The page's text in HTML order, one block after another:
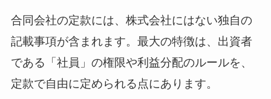
合同会社の定款には、株式会社にはない独自の
記載事項が含まれます。最大の特徴は、出資者
である「社員」の権限や利益分配のルールを、
定款で自由に定められる点にあります。